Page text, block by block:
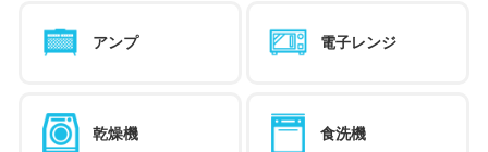
アンプ 電子レンジ
乾燥機 食洗機